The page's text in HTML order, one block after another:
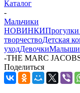
Каталог
-
Мальчики
НОВИНКИ
творчествоДетская
уходДевочкиМалыши
-THE MARC
Поделиться